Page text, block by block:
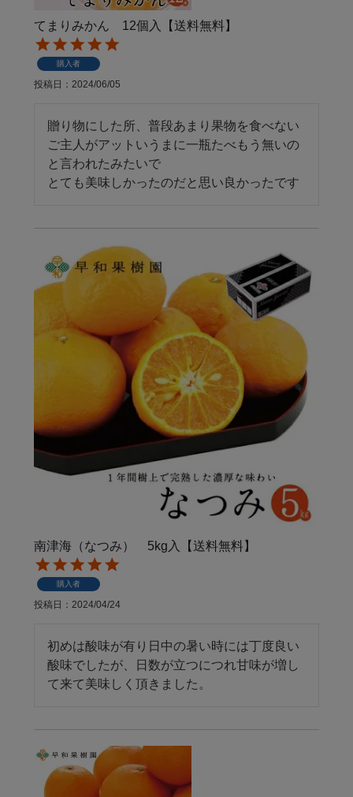
てまりみかん 12個入【送料無料】
購入者
投稿日 2024/06/05
贈り物にした所、普段あまり果物を食べない
ご主人がアットいうまに一瓶たべもう無いの
と言われたみたいで
とても美味しかったのだと思い良かったです
南津海（なつみ） 5kg入【送料無料】
購入者
投稿日 2024/04/24
初めは酸味が有り日中の暑い時には丁度良い
酸味でしたが、日数が立つにつれ甘味が増し
て来て美味しく頂きました。